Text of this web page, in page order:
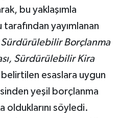
bu yaklaşımla
tarafından yayımlanan
Sürdürülebilir Borçlanma
Sürdürülebilir Kira
esaslara uygun
yeşil borçlanma
olduklarını söyledi.